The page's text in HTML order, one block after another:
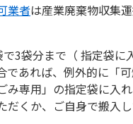
業者は産業廃棄物収集
3袋分まで（ 指定袋
あれば、例外的に「
み専用」の指定袋に入
くか、ご自身で搬入し